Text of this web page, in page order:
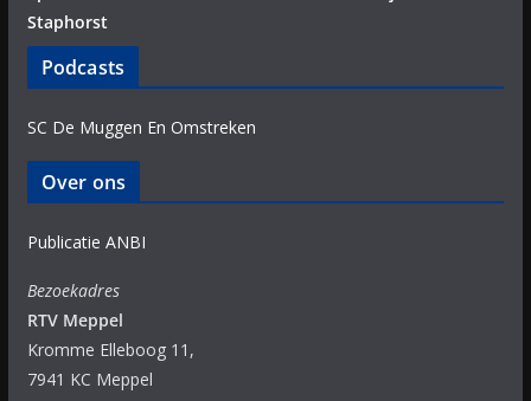
Staphorst
Podcasts
SC De Muggen En Omstreken
Over ons
Publicatie ANBI
Bezoekadres
RTV Meppel
Kromme Elleboog 11,
7941 KC Meppel